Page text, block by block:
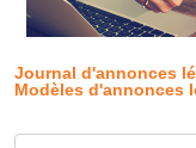
Journal d'annonces
Modèles d'annonces